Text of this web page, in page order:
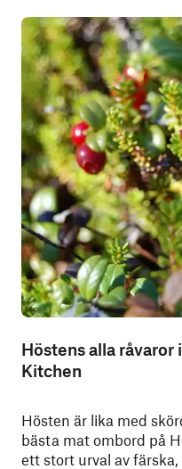
Höstens alla råvaror
Kitchen
Hösten är lika med
bästa mat ombord på
ett stort urval av färska,